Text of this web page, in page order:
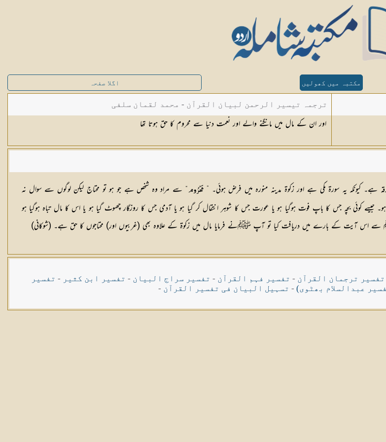
مکتبہ میں کھولیں اگلا صفحہ
ترجمہ تیسیر الرحمن لبیان القرآن - محمد لقمان سلفی
اور ان کے مال میں مانگنے والے اور نعمت دنیا سے محروم کا حق ہوتا تھا
ہے۔ کیونکہ یہ سورۃ مکی ہے اور زکوۃ مدینہ منورہ میں فرض ہوئی۔ ” ‌مَحْرُوم“ سے مراد وہ شخص ہے جو ہو تو محتاج لیکن لوگوں سے سوال نہ
کوئی بچہ جس کا باپ فوت ہوگیا ہو یا عورت جس کا شوہر انتقال کر گیا ہو یا آدمی جس کا روزگار چھوٹ گیا ہو یا اس کا مال تباہ ہوگیا ہو
اس آیت کے بارے میں دریافت کیا تو آپ ﷺنے فرمایا مال میں زکوۃ کے علاوہ بھی (غربیوں اور) محتاجوں کا حق ہے۔ (شوکانی)
تفسیر ترجمان القرآن - تفسیر فہم القرآن - تفسیر سراج البیان - تفسیر ابن کثیر - تفسیر
عبدالسلام بھٹوی) - تسہیل البیان فی تفسیر القرآن -